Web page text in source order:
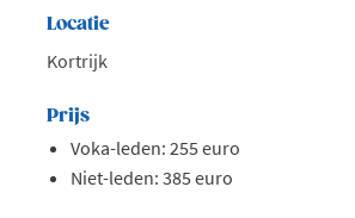
Locatie
Kortrijk
Prijs
Voka-leden: 255 euro
Niet-leden: 385 euro